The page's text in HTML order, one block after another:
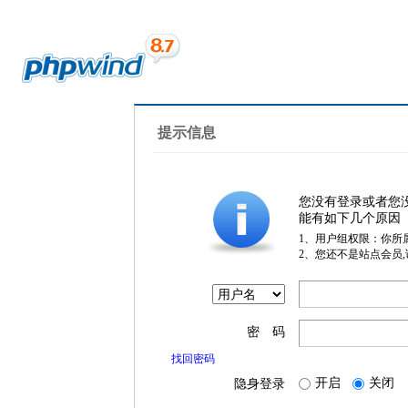
提示信息
您没有登录或者您
能有如下几个原因
1、用户组权限：你所
2、您还不是站点会员
密 码
找回密码
隐身登录 开启 关闭